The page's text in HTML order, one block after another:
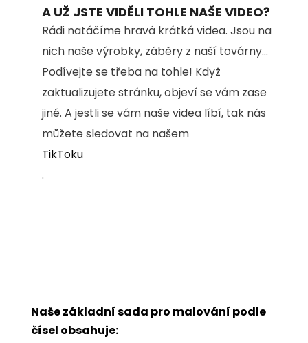
A UŽ JSTE VIDĚLI TOHLE NAŠE VIDEO?
Rádi natáčíme hravá krátká videa. Jsou na
nich naše výrobky, záběry z naší továrny...
Podívejte se třeba na tohle! Když
zaktualizujete stránku, objeví se vám zase
jiné. A jestli se vám naše videa líbí, tak nás
můžete sledovat na našem
TikToku
.
Naše základní sada pro malování podle
čísel obsahuje: